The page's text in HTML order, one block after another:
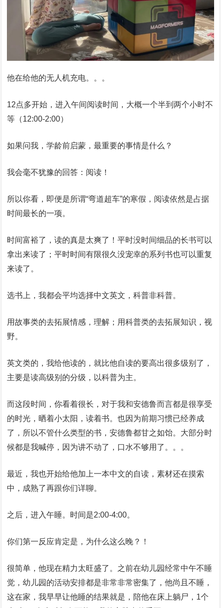
他在给他的无人机充电。。。
12点多开始，进入午间阅读时间，大概一个半到两个小时不
等（12:00-2:00）
如果问我，学龄前启蒙，最重要的事情是什么？
我会毫不犹豫的回答：阅读！
所以你看，即便是所谓“弯道超车”的寒假，阅读依然是占据
时间最长的一项。
时间富裕了，读的真是太爽了！平时没时间细品的长书可以
拿出来读了；平时时间有限很久没宠幸的系列书也可以重复
来读了。
选书上，我都会平均选择中文英文，科普非科普。
用故事类的去拓展情感，理解；用科普类的去拓展知识，视
野。
英文类的，我给他读的，就比他自读的要高出很多级别了，
主要是读高级别的分级，以科普为主。
而这段时间，你看着很长，对于我和安德鲁而言都是很享受
的时光，晒着小太阳，读着书。也因为前期习惯已经养成
了，所以不管什么类型的书，安德鲁都甘之如饴。大部分时
候都是我喊停，因为讲不动了，口水不够用了。。。
最近，我也开始给他加上一本中文的自读，素材还在摸索
中，成熟了再跟你们详聊。
之后，进入午睡。时间是2:00-4:00。
你们第一反应肯定是，为什么这么晚？！
很简单，他现在精力太旺盛了。之前在幼儿园经常中午不睡
觉，幼儿园的活动安排都是非常非常密集了，他尚且不睡，
这在家，我早早让他睡的结果就是，陪他在床上躺尸，1个